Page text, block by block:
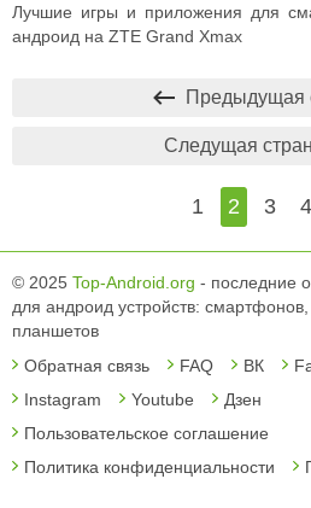
Лучшие игры и приложения для
андроид на ZTE Grand Xmax
Предыдущая
1 2 3 4
Следущая
© 2025 Top-Android.org - последние
для андроид устройств:
планшетов
Обратная связь
FAQ ВК
Instagram
Youtube
Дзен
Пользовательское соглашение
Политика конфиденциальности